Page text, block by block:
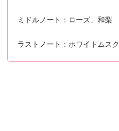
ミドルノート：ローズ、和梨
ラストノート：ホワイトムスク